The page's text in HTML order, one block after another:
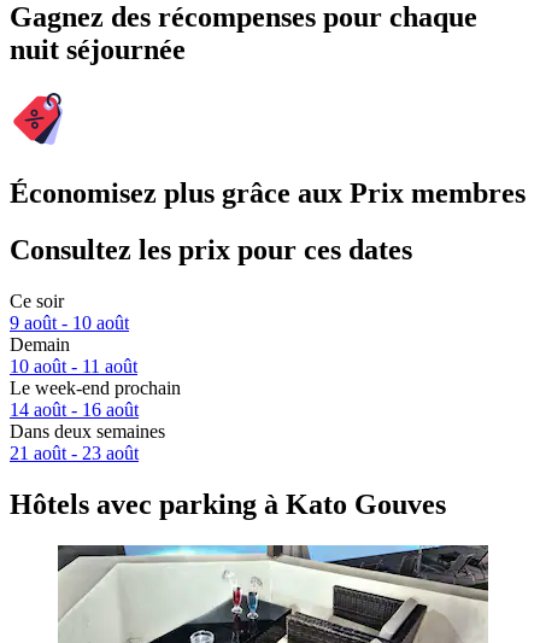
Gagnez des récompenses pour chaque
nuit séjournée
Économisez plus grâce aux Prix membres
Consultez les prix pour ces dates
Ce soir
9 août - 10 août
Demain
10 août - 11 août
Le week-end prochain
14 août - 16 août
Dans deux semaines
21 août - 23 août
Hôtels avec parking à Kato Gouves